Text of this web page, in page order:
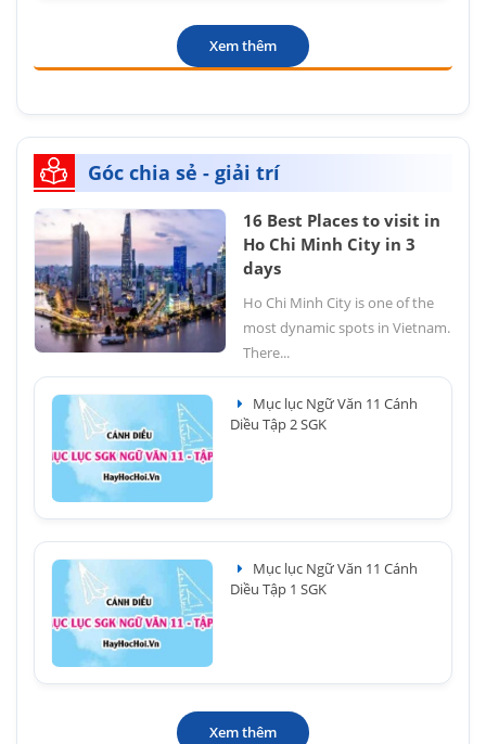
Xem thêm
Góc chia sẻ - giải trí
16 Best Places to visit in
Ho Chi Minh City in 3
days
Ho Chi Minh City is one of the
most dynamic spots in Vietnam.
There...
Mục lục Ngữ Văn 11 Cánh
Diều Tập 2 SGK
Mục lục Ngữ Văn 11 Cánh
Diều Tập 1 SGK
Xem thêm